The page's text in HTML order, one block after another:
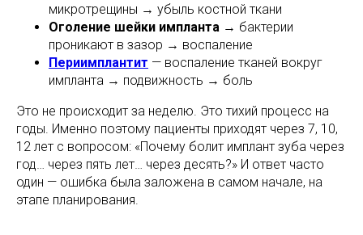
микротрещины → убыль костной ткани
Оголение шейки импланта → бактерии
проникают в зазор → воспаление
Периимплантит — воспаление тканей вокруг
импланта → подвижность → боль
Это не происходит за неделю. Это тихий процесс на
годы. Именно поэтому пациенты приходят через 7, 10,
12 лет с вопросом: «Почему болит имплант зуба через
год… через пять лет… через десять?» И ответ часто
один — ошибка была заложена в самом начале, на
этапе планирования.